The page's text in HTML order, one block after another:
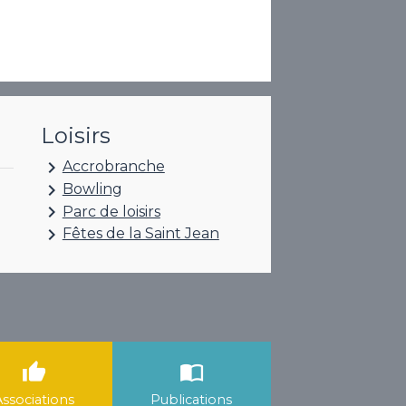
Loisirs
keyboard_arrow_rightAccrobranche
keyboard_arrow_rightBowling
keyboard_arrow_rightParc de loisirs
keyboard_arrow_rightFêtes de la Saint Jean
thumb_up import_contacts
Publications